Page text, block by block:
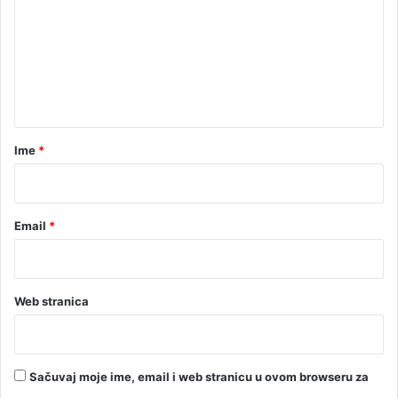
rIme *
Email *
Web stranica
Sačuvaj moje ime, email i web stranicu u ovom browseru za